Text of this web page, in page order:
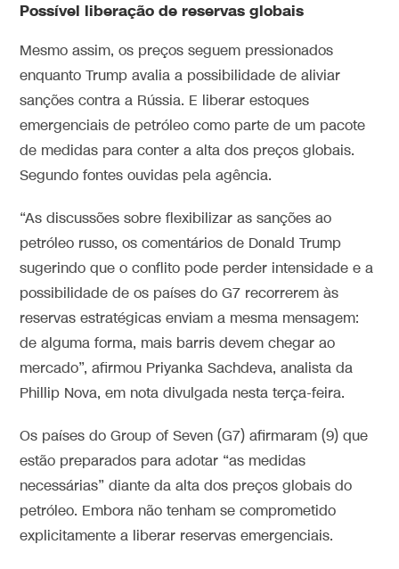
Possível liberação de reservas globais
Mesmo assim, os preços seguem pressionados
enquanto Trump avalia a possibilidade de aliviar
sanções contra a Rússia. E liberar estoques
emergenciais de petróleo como parte de um pacote
de medidas para conter a alta dos preços globais.
Segundo fontes ouvidas pela agência.
“As discussões sobre flexibilizar as sanções ao
petróleo russo, os comentários de Donald Trump
sugerindo que o conflito pode perder intensidade e a
possibilidade de os países do G7 recorrerem às
reservas estratégicas enviam a mesma mensagem:
de alguma forma, mais barris devem chegar ao
mercado”, afirmou Priyanka Sachdeva, analista da
Phillip Nova, em nota divulgada nesta terça-feira.
Os países do Group of Seven (G7) afirmaram (9) que
estão preparados para adotar “as medidas
necessárias” diante da alta dos preços globais do
petróleo. Embora não tenham se comprometido
explicitamente a liberar reservas emergenciais.